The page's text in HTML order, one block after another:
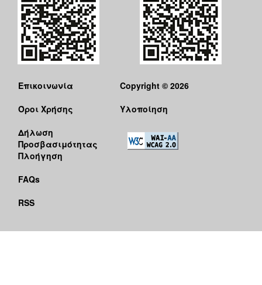
Επικοινωνία
Όροι Χρήσης
Δήλωση
Προσβασιμότητας
Πλοήγηση
FAQs
RSS
Copyright © 2026
Υλοποίηση